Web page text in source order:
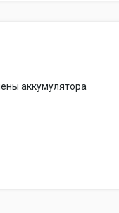
аккумулятора